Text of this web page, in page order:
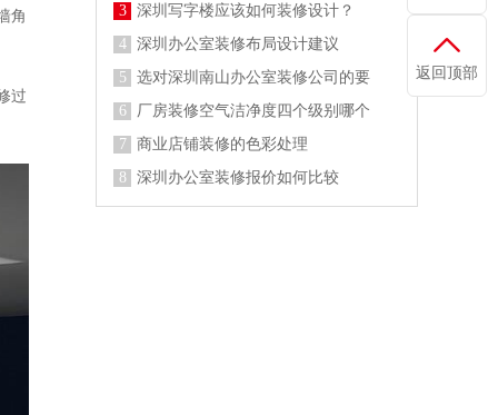
角
过
3
深圳写字楼应该如何装修设计？
4
深圳办公室装修布局设计建议
5
选对深圳南山办公室装修公司的要
6
厂房装修空气洁净度四个级别哪个
7
商业店铺装修的色彩处理
8
深圳办公室装修报价如何比较
返回顶部